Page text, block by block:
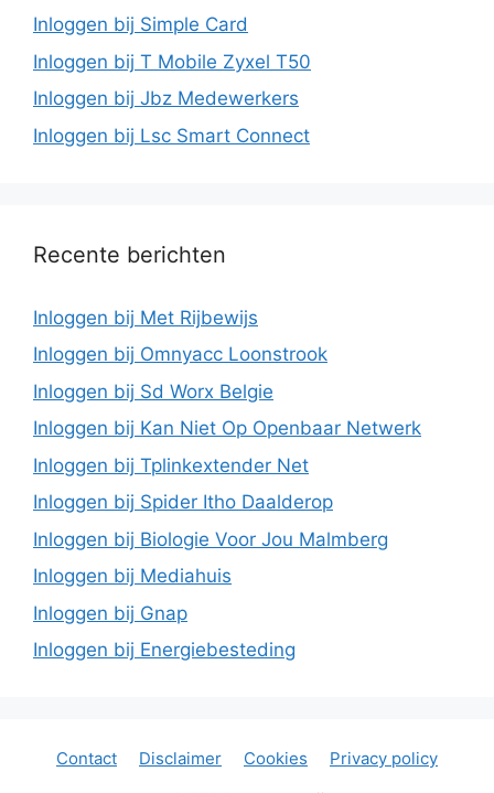
Inloggen bij Simple Card
Inloggen bij T Mobile Zyxel T50
Inloggen bij Jbz Medewerkers
Inloggen bij Lsc Smart Connect
Recente berichten
Inloggen bij Met Rijbewijs
Inloggen bij Omnyacc Loonstrook
Inloggen bij Sd Worx Belgie
Inloggen bij Kan Niet Op Openbaar Netwerk
Inloggen bij Tplinkextender Net
Inloggen bij Spider Itho Daalderop
Inloggen bij Biologie Voor Jou Malmberg
Inloggen bij Mediahuis
Inloggen bij Gnap
Inloggen bij Energiebesteding
Contact Disclaimer Cookies
Privacy policy